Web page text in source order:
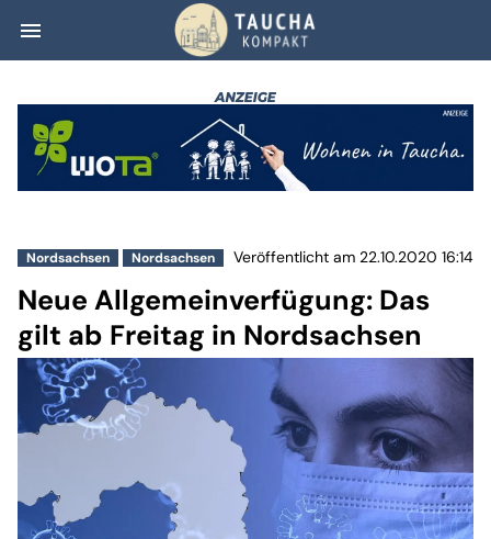
menu Neue
Nordsachsen Nordsachsen Veröffentlicht am 22.10.2020 16:14
Neue Allgemeinverfügung: Das
gilt ab Freitag in Nordsachsen